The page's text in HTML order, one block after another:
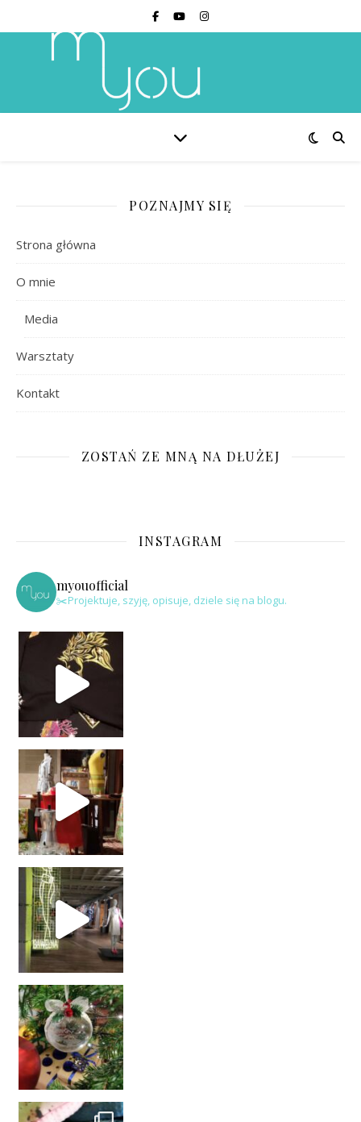
POZNAJMY SIĘ
Strona główna
O mnie
Media
Warsztaty
Kontakt
ZOSTAŃ ZE MNĄ NA DŁUŻEJ
INSTAGRAM
myouofficial
✂️Projektuje, szyję, opisuje, dziele się na blogu.